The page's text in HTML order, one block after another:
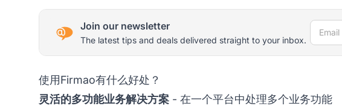
Join our newsletter
The latest tips and deals delivered straight to your inbox.
Email
使用Firmao有什么好处？
灵活的多功能业务解决方案 - 在一个平台中处理多个业务功能